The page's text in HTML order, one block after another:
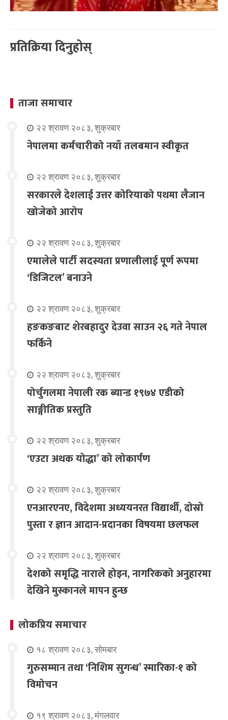
प्रतिक्रिया दिनुहोस्
ताजा समाचार
२२ श्रावण २०८३, शुक्रबार
नेपालमा कर्मचारीको नयाँ तलबमान स्वीकृत
२२ श्रावण २०८३, शुक्रबार
सरकारले देशलाई उत्तर कोरियाको पथमा लैजान
खोजेको आरोप
२२ श्रावण २०८३, शुक्रबार
एमालेले पार्टी सदस्यता प्रणालीलाई पूर्ण रूपमा
‘डिजिटल’ बनाउने
२२ श्रावण २०८३, शुक्रबार
हङकङबाट शेरबहादुर देउवा साउन २६ गते नेपाल
फर्किने
२२ श्रावण २०८३, शुक्रबार
पोर्चुगलमा नेपाली रक ब्यान्ड १९७४ एडीको
साङ्गीतिक प्रस्तुति
२२ श्रावण २०८३, शुक्रबार
‘एउटा अथक योद्धा’ को लोकार्पण
२२ श्रावण २०८३, शुक्रबार
एनआरएनए, विदेशमा अध्ययनरत विद्यार्थी, दोस्रो
पुस्ता र ज्ञान आदान-प्रदानका विषयमा छलफल
२२ श्रावण २०८३, शुक्रबार
देशको समृद्धि नाराले होइन, नागरिकको अनुहारमा
देखिने मुस्कानले मापन हुन्छ
लोकप्रिय समाचार
१८ श्रावण २०८३, सोमबार
गुरुसम्मान तथा ‘निशिम सुगन्ध’ स्मारिका-१ को
विमोचन
१९ श्रावण २०८३, मंगलवार